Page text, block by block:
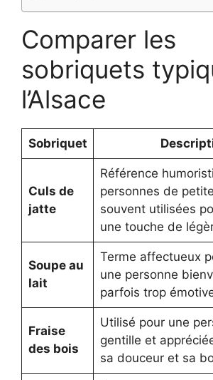
Comparer les
sobriquets
l’Alsace
Sobriquet
Culs de
jatte
Référence
personnes de
souvent utilisées
une touche de
Soupe au
lait
Terme affectueux
une personne
parfois trop
Fraise
des bois
Utilisé pour une
gentille et
sa douceur et sa